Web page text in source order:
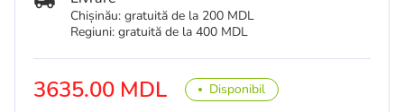
3635.00 MDL Disponibil
Chișinău: gratuită de la 200 MDL
Regiuni: gratuită de la 400 MDL